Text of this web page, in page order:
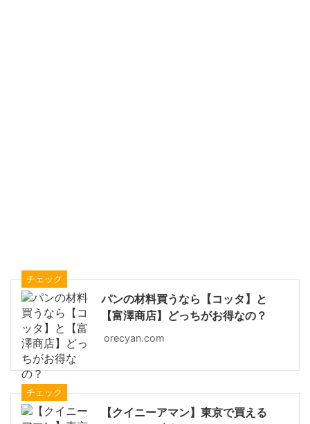
チェック
パンの材料買うなら【コッタ】と
【富澤商店】どっちがお得なの？
orecyan.com
チェック
【クイニーアマン】東京で買える